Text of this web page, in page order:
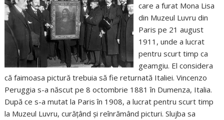
care a furat Mona Lisa
din Muzeul Luvru din
Paris pe 21 august
1911, unde a lucrat
pentru scurt timp ca
geamgiu. El considera
că faimoasa pictură trebuia să fie returnată Italiei. Vincenzo
Peruggia s-a născut pe 8 octombrie 1881 în Dumenza, Italia.
După ce s-a mutat la Paris în 1908, a lucrat pentru scurt timp
la Muzeul Luvru, curățând și reînrămând picturi. Slujba sa